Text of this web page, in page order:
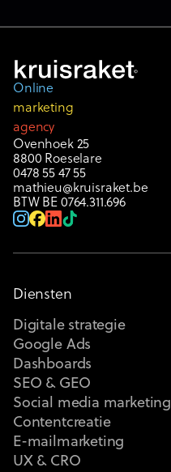
Online
marketing
agency
Ovenhoek 25
8800 Roeselare
0478 55 47 55
mathieu@kruisraket.be
BTW BE 0764.311.696
Diensten
Digitale strategie
Google Ads
Dashboards
SEO & GEO
Social media marketing
Contentcreatie
E-mailmarketing
UX & CRO